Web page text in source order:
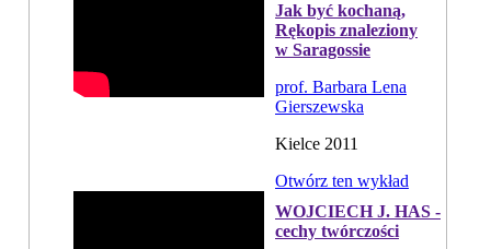
Jak być kochaną,
Rękopis znaleziony
w Saragossie
prof. Barbara Lena
Gierszewska
Kielce 2011
Otwórz ten wykład
WOJCIECH J. HAS -
cechy twórczości